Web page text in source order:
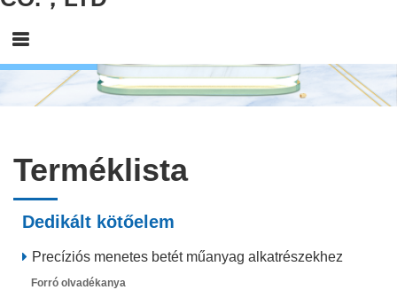
Terméklista
Dedikált kötőelem
Precíziós menetes betét műanyag alkatrészekhez
Forró olvadékanya